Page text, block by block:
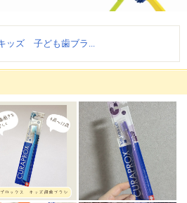
ッズ 子ども歯ブラ...